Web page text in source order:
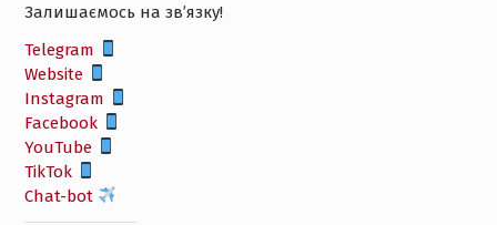
Залишаємось на зв’язку!
Telegram
Website
Instagram
Facebook
YouTube
TikTok
Chat-bot